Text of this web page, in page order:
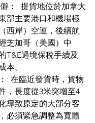
部主要港口和機場極
西岸）空運，後續航
芝加哥（美國）中
T&E過境保稅手續及
本。
在臨近發貨時，貨物
，長度從3米突增至4
導致原定的大部分客
必須緊急調整為寬體